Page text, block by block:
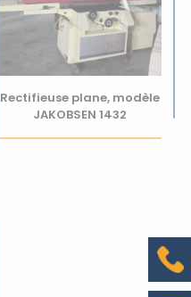
Rectifieuse plane, modèle
JAKOBSEN 1432